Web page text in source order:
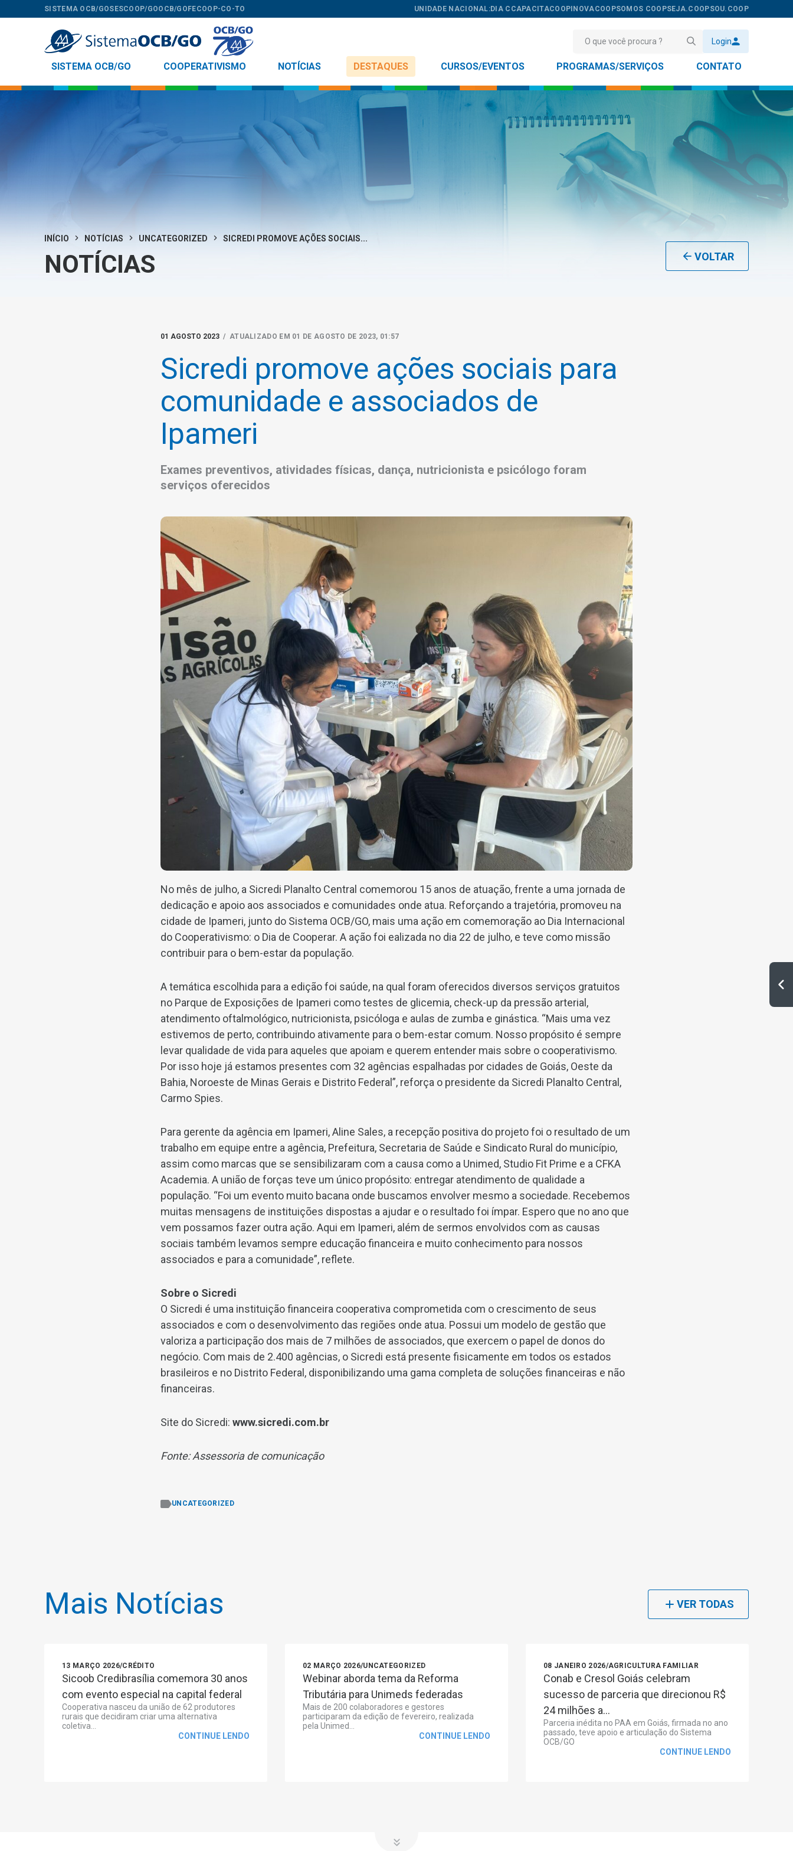
SISTEMA OCB/GOSESCOOP/GOOCB/GOFECOOP-CO-TO UNIDADE NACIONAL:DIA C CAPACITACOOPINOVACOOPSOMOS COOPSEJA.COOPSOU.COOP
Login
SISTEMA OCB/GO COOPERATIVISMO NOTÍCIAS DESTAQUES CURSOS/EVENTOS PROGRAMAS/SERVIÇOS CONTATO
INÍCIO NOTÍCIAS UNCATEGORIZED SICREDI PROMOVE AÇÕES SOCIAIS...
NOTÍCIAS VOLTAR
01 AGOSTO 2023 / ATUALIZADO EM 01 DE AGOSTO DE 2023, 01:57
Sicredi promove ações sociais para
comunidade e associados de
Ipameri
Exames preventivos, atividades físicas, dança, nutricionista e psicólogo foram
serviços oferecidos
No mês de julho, a Sicredi Planalto Central comemorou 15 anos de atuação, frente a uma jornada de
dedicação e apoio aos associados e comunidades onde atua. Reforçando a trajetória, promoveu na
cidade de Ipameri, junto do Sistema OCB/GO, mais uma ação em comemoração ao Dia Internacional
do Cooperativismo: o Dia de Cooperar. A ação foi ealizada no dia 22 de julho, e teve como missão
contribuir para o bem-estar da população.
A temática escolhida para a edição foi saúde, na qual foram oferecidos diversos serviços gratuitos
no Parque de Exposições de Ipameri como testes de glicemia, check-up da pressão arterial,
atendimento oftalmológico, nutricionista, psicóloga e aulas de zumba e ginástica. “Mais uma vez
estivemos de perto, contribuindo ativamente para o bem-estar comum. Nosso propósito é sempre
levar qualidade de vida para aqueles que apoiam e querem entender mais sobre o cooperativismo.
Por isso hoje já estamos presentes com 32 agências espalhadas por cidades de Goiás, Oeste da
Bahia, Noroeste de Minas Gerais e Distrito Federal”, reforça o presidente da Sicredi Planalto Central,
Carmo Spies.
Para gerente da agência em Ipameri, Aline Sales, a recepção positiva do projeto foi o resultado de um
trabalho em equipe entre a agência, Prefeitura, Secretaria de Saúde e Sindicato Rural do município,
assim como marcas que se sensibilizaram com a causa como a Unimed, Studio Fit Prime e a CFKA
Academia. A união de forças teve um único propósito: entregar atendimento de qualidade a
população. “Foi um evento muito bacana onde buscamos envolver mesmo a sociedade. Recebemos
muitas mensagens de instituições dispostas a ajudar e o resultado foi ímpar. Espero que no ano que
vem possamos fazer outra ação. Aqui em Ipameri, além de sermos envolvidos com as causas
sociais também levamos sempre educação financeira e muito conhecimento para nossos
associados e para a comunidade”, reflete.
Sobre o Sicredi
O Sicredi é uma instituição financeira cooperativa comprometida com o crescimento de seus
associados e com o desenvolvimento das regiões onde atua. Possui um modelo de gestão que
valoriza a participação dos mais de 7 milhões de associados, que exercem o papel de donos do
negócio. Com mais de 2.400 agências, o Sicredi está presente fisicamente em todos os estados
brasileiros e no Distrito Federal, disponibilizando uma gama completa de soluções financeiras e não
financeiras.
Site do Sicredi: www.sicredi.com.br
Fonte: Assessoria de comunicação
UNCATEGORIZED
Mais Notícias VER TODAS
13 MARÇO 2026/CRÉDITO
Sicoob Credibrasília comemora 30 anos
com evento especial na capital federal
Cooperativa nasceu da união de 62 produtores
rurais que decidiram criar uma alternativa
coletiva...
CONTINUE LENDO
02 MARÇO 2026/UNCATEGORIZED
Webinar aborda tema da Reforma
Tributária para Unimeds federadas
Mais de 200 colaboradores e gestores
participaram da edição de fevereiro, realizada
pela Unimed...
CONTINUE LENDO
08 JANEIRO 2026/AGRICULTURA FAMILIAR
Conab e Cresol Goiás celebram
sucesso de parceria que direcionou R$
24 milhões a...
Parceria inédita no PAA em Goiás, firmada no ano
passado, teve apoio e articulação do Sistema
OCB/GO
CONTINUE LENDO